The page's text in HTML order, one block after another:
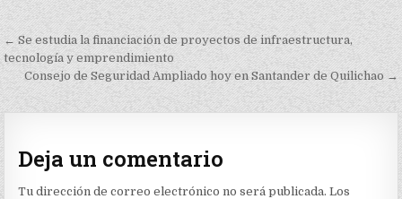
Navegación
de
entradas
← Se estudia la financiación de proyectos de infraestructura,
tecnología y emprendimiento
Consejo de Seguridad Ampliado hoy en Santander de Quilichao →
Deja un comentario
Tu dirección de correo electrónico no será publicada. Los